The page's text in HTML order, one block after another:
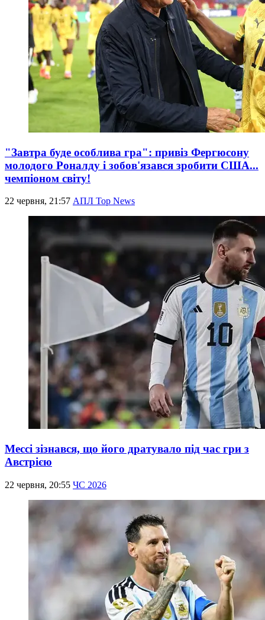
"Завтра буде особлива гра": привіз Фергюсону
молодого Роналду і зобов'язався зробити США...
чемпіоном світу!
22 червня, 21:57 АПЛ Top News
Мессі зізнався, що його дратувало під час гри з
Австрією
22 червня, 20:55 ЧС 2026